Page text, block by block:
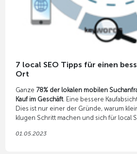
7 local SEO Tipps für einen
Ort
Ganze 78% der lokalen mobilen
Kauf im Geschäft. Eine bessere
Dies ist nur einer der Gründe, warum
klugen Schritt machen und sich für local
01.05.2023